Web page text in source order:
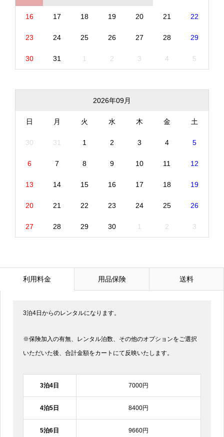
16 17 18 19 20 21 22
23 24 25 26 27 28 29
30 31 1 2 3 4 5
2026年09月
日 月 火 水 木 金 土
30 31 1 2 3 4 5
6 7 8 9 10 11 12
13 14 15 16 17 18 19
20 21 22 23 24 25 26
27 28 29 30 1 2 3
利用料金 用品保険 送料
3泊4日からのレンタルになります。
※保険加入の有無、レンタル泊数、その他のオプションをご選択
いただいた後、合計金額をカートにて反映いたします。
3泊4日 7000円
4泊5日 8400円
5泊6日 9660円